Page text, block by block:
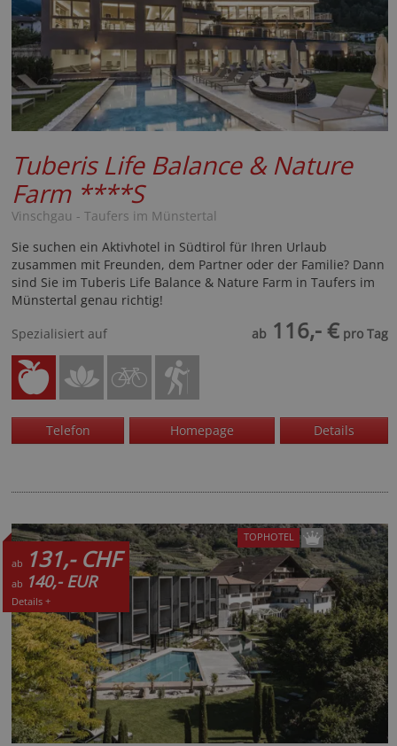
Tuberis Life Balance & Nature
Farm ****S
Vinschgau - Taufers im Münstertal
Sie suchen ein Aktivhotel in Südtirol für Ihren Urlaub
zusammen mit Freunden, dem Partner oder der Familie? Dann
sind Sie im Tuberis Life Balance & Nature Farm in Taufers im
Münstertal genau richtig!
Spezialisiert auf
ab 116,- € pro Tag
Telefon Homepage Details
ab 131,- CHF
ab 140,- EUR
Details +
TOPHOTEL